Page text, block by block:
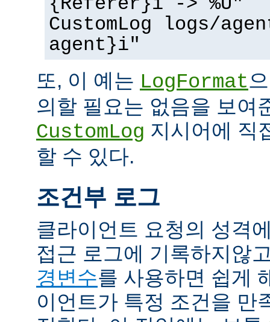
CustomLog logs/
agent}i"
또, 이 예는 LogFormat
의할 필요는 없음을 보여
CustomLog 지시어에 직
할 수 있다.
조건부 로그
클라이언트 요청의 성격
접근 로그에 기록하지않
경변수를 사용하면 쉽게
이언트가 특정 조건을 만